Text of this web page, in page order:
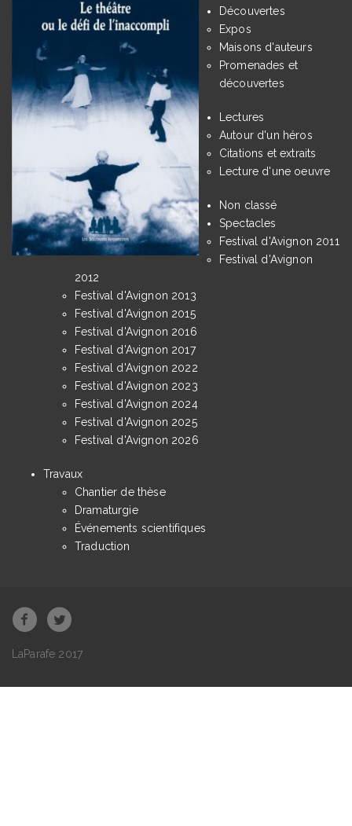
Découvertes
Expos
Maisons d'auteurs
Promenades et
découvertes
Lectures
Autour d'un héros
Citations et extraits
Lecture d'une oeuvre
Non classé
Spectacles
Festival d'Avignon 2011
Festival d'Avignon
2012
Festival d'Avignon 2013
Festival d'Avignon 2015
Festival d'Avignon 2016
Festival d'Avignon 2017
Festival d'Avignon 2022
Festival d'Avignon 2023
Festival d'Avignon 2024
Festival d'Avignon 2025
Festival d'Avignon 2026
Travaux
Chantier de thèse
Dramaturgie
Événements scientifiques
Traduction
LaParafe 2017